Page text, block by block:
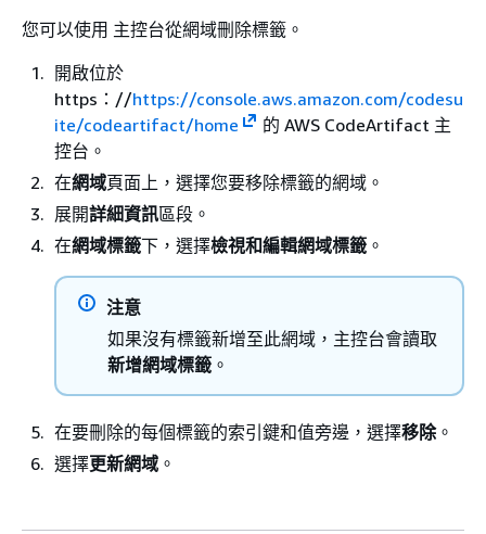
您可以使用 主控台從網域刪除標籤。
開啟位於
https：//https://console.aws.amazon.com/codesu
ite/codeartifact/home
的 AWS CodeArtifact 主
控台。
在網域頁面上，選擇您要移除標籤的網域。
展開詳細資訊區段。
在網域標籤下，選擇檢視和編輯網域標籤 。
注意
如果沒有標籤新增至此網域，主控台會讀取
新增網域標籤 。
在要刪除的每個標籤的索引鍵和值旁邊，選擇移除。
選擇更新網域 。